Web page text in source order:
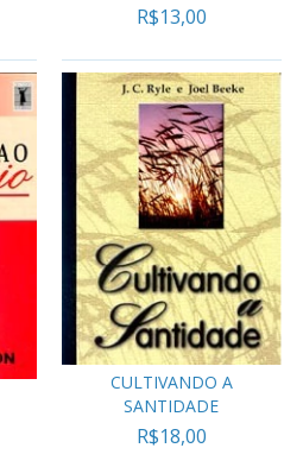
R$13,00
CULTIVANDO A
SANTIDADE
R$18,00